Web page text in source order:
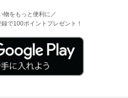
物をもっと便利に／
で100ポイントプレゼント！